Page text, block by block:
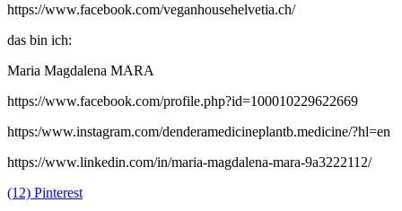
https://www.facebook.com/veganhousehelvetia.ch/
das bin ich:
Maria Magdalena MARA
https://www.facebook.com/profile.php?id=100010229622669
https:/www.instagram.com/denderamedicineplantb.medicine/?hl=en
https://www.linkedin.com/in/maria-magdalena-mara-9a3222112/
(12) Pinterest